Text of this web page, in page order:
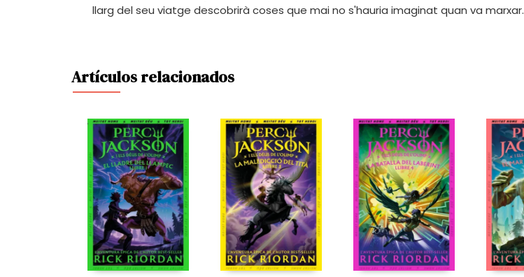
llarg del seu viatge descobrirà coses que mai no s'hauria imaginat quan va marxar.
Artículos relacionados